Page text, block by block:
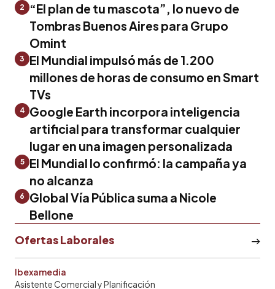
2
“El plan de tu mascota”, lo nuevo de
Tombras Buenos Aires para Grupo
Omint
3
El Mundial impulsó más de 1.200
millones de horas de consumo en Smart
TVs
4 Google Earth incorpora inteligencia
artificial para transformar cualquier
lugar en una imagen personalizada
5
El Mundial lo confirmó: la campaña ya
no alcanza
6
Global Vía Pública suma a Nicole
Bellone
Ofertas Laborales
Ibexamedia
Asistente Comercial y Planificación